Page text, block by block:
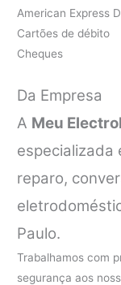
American Express
Cartões de débito
Cheques
Da Empresa
A Meu
especializada
reparo,
Paulo.
Trabalhamos com
segurança aos